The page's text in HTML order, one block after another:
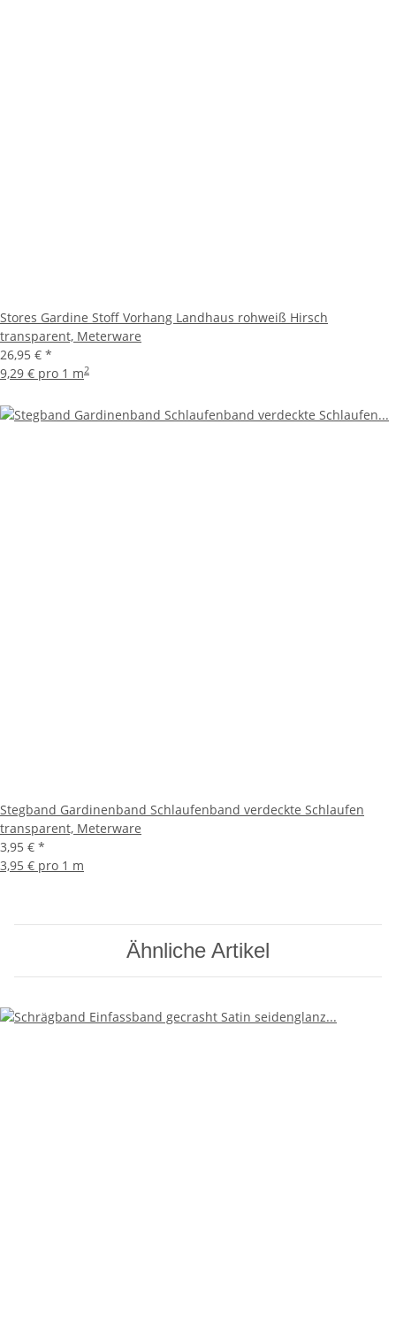
Stores Gardine Stoff Vorhang Landhaus rohweiß Hirsch
transparent, Meterware
26,95 € *
9,29 € pro 1 m2
Stegband Gardinenband Schlaufenband verdeckte Schlaufen
transparent, Meterware
3,95 € *
3,95 € pro 1 m
Ähnliche Artikel